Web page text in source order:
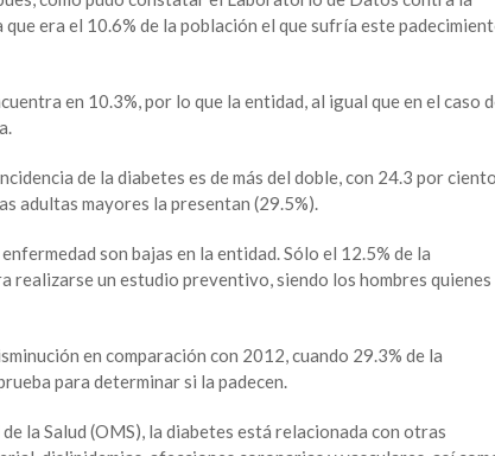
era el 10.6% de la población el que sufría este
en 10.3%, por lo que la entidad, al igual que en el caso
de la diabetes es de más del doble, con 24.3 por
adultas mayores la presentan (29.5%).
son bajas en la entidad. Sólo el 12.5% de la
realizarse un estudio preventivo, siendo los hombres quienes
en comparación con 2012, cuando 29.3% de la
para determinar si la padecen.
la Salud (OMS), la diabetes está relacionada con otras